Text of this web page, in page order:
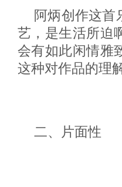
阿炳创作这首
艺，是生活所迫
会有如此闲情雅
这种对作品的理
二、片面性